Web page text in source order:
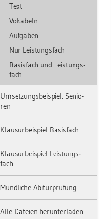
Text
Vo­ka­beln
Auf­ga­ben
Nur Leis­tungs­fach
Ba­sis­fach und Leis­tungs­
fach
Um­set­zungs­bei­spiel: Se­nio­
ren
Klau­sur­bei­spiel Ba­sis­fach
Klau­sur­bei­spiel Leis­tungs­
fach
Münd­li­che Ab­itur­prü­fung
Alle Da­tei­en her­un­ter­la­den